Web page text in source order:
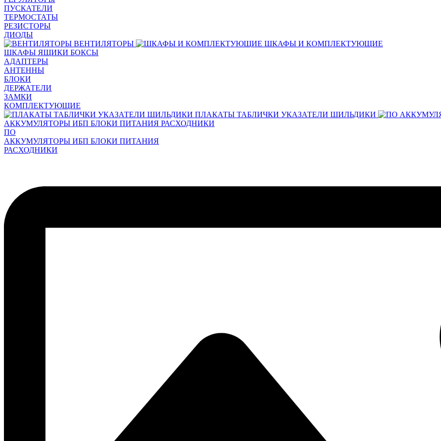
ПУСКАТЕЛИ
ТЕРМОСТАТЫ
РЕЗИСТОРЫ
ДИОДЫ
ВЕНТИЛЯТОРЫ
ШКАФЫ И КОМПЛЕКТУЮЩИЕ
ШКАФЫ ЯЩИКИ БОКСЫ
АДАПТЕРЫ
АНТЕННЫ
БЛОКИ
ДЕРЖАТЕЛИ
ЗАМКИ
КОМПЛЕКТУЮЩИЕ
ПЛАКАТЫ ТАБЛИЧКИ УКАЗАТЕЛИ ШИЛЬДИКИ
АККУМУЛЯТОРЫ ИБП БЛОКИ ПИТАНИЯ РАСХОДНИКИ
ПО
АККУМУЛЯТОРЫ ИБП БЛОКИ ПИТАНИЯ
РАСХОДНИКИ